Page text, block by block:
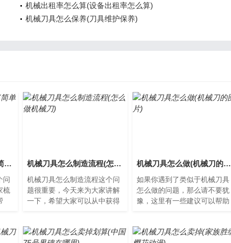
机械出租率怎么算(设备出租率怎么算)
机械刀具怎么保养(刀具维护保养)
机械刀具取名怎么取的(简单好记的刀具厂名)
问
梳
机械刀具怎么制造流程(怎么做机械刀)
机械刀具怎么制造流程这个问
题很重要，今天来为大家讲解
一下，希望大家可以从中获得
产...
机械刀具怎么做(机械刀的图片)
如果你遇到了类似于机械刀具
怎么做的问题，那么请不要犹
豫，这里有一些建议可以帮助
工...